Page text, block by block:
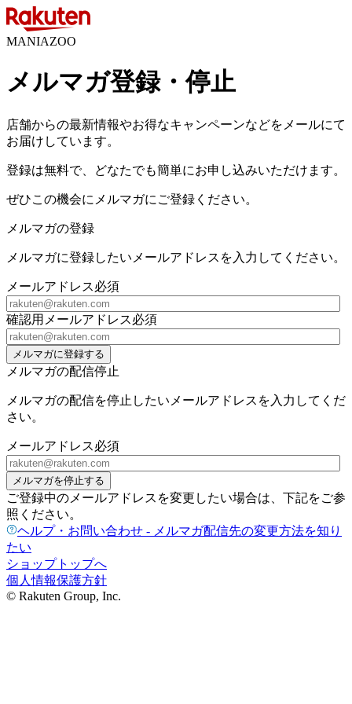
MANIAZOO
メルマガ登録・停止
店舗からの最新情報やお得なキャンペーンなどをメールにて
お届けしています。
登録は無料で、どなたでも簡単にお申し込みいただけます。
ぜひこの機会にメルマガにご登録ください。
メルマガの登録
メルマガに登録したいメールアドレスを入力してください。
メールアドレス必須
確認用メールアドレス必須
メルマガに登録する
メルマガの配信停止
メルマガの配信を停止したいメールアドレスを入力してくだ
さい。
メールアドレス必須
メルマガを停止する
ご登録中のメールアドレスを変更したい場合は、下記をご参
照ください。
ヘルプ・お問い合わせ - メルマガ配信先の変更方法を知り
たい
ショップトップへ
個人情報保護方針
© Rakuten Group, Inc.